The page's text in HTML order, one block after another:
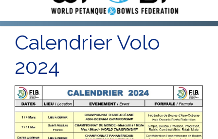
Calendrier Volo
2024